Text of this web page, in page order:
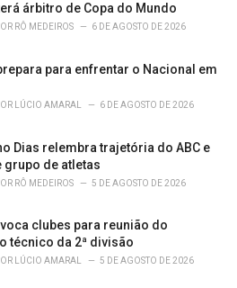
árbitro de Copa do Mundo
RÔ MEDEIROS 6 DE AGOSTO DE 2026
para enfrentar o Nacional em
LÚCIO AMARAL 6 DE AGOSTO DE 2026
Dias relembra trajetória do ABC e
grupo de atletas
RÔ MEDEIROS 5 DE AGOSTO DE 2026
clubes para reunião do
técnico da 2ª divisão
LÚCIO AMARAL 5 DE AGOSTO DE 2026